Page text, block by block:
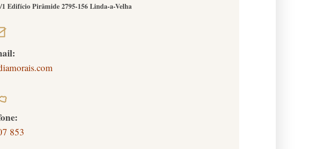
Edifício Pirâmide 2795-156 Linda-a-Velha
853